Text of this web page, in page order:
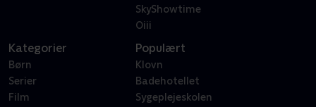
SkyShowtime
Oiii
Kategorier
Børn
Serier
Film
Populært
Klovn
Badehotellet
Sygeplejeskolen